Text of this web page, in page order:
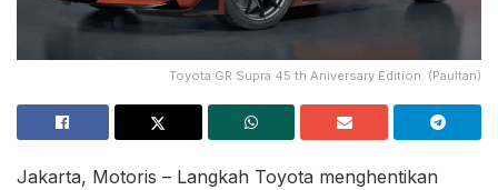
Toyota GR Supra 45 th Aniversary Edition. (Paultan)
Jakarta, Motoris – Langkah Toyota menghentikan